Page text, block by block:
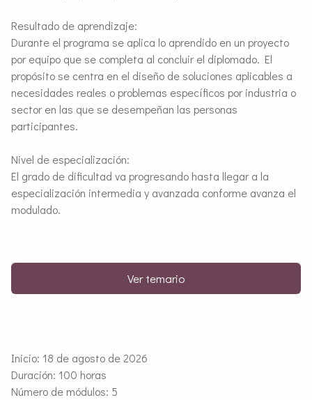
Resultado de aprendizaje:
Durante el programa se aplica lo aprendido en un proyecto
por equipo que se completa al concluir el diplomado. El
propósito se centra en el diseño de soluciones aplicables a
necesidades reales o problemas específicos por industria o
sector en las que se desempeñan las personas
participantes.
Nivel de especialización:
El grado de dificultad va progresando hasta llegar a la
especialización intermedia y avanzada conforme avanza el
modulado.
Ver temario
Inicio: 18 de agosto de 2026
Duración: 100 horas
Número de módulos: 5